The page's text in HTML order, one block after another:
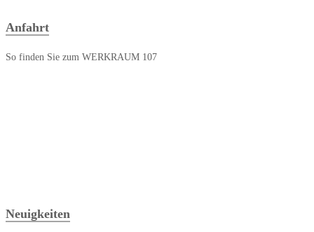
Anfahrt
So finden Sie zum WERKRAUM 107
Neuigkeiten